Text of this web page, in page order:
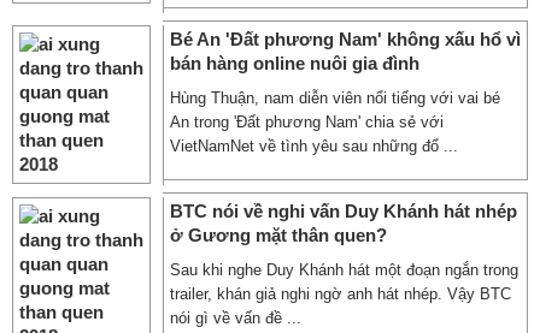
Bé An 'Đất phương Nam' không xấu hổ vì
bán hàng online nuôi gia đình
Hùng Thuận, nam diễn viên nổi tiếng với vai bé
An trong 'Đất phương Nam' chia sẻ với
VietNamNet về tình yêu sau những đổ ...
BTC nói về nghi vấn Duy Khánh hát nhép
ở Gương mặt thân quen?
Sau khi nghe Duy Khánh hát một đoạn ngắn trong
trailer, khán giả nghi ngờ anh hát nhép. Vậy BTC
nói gì về vấn đề ...